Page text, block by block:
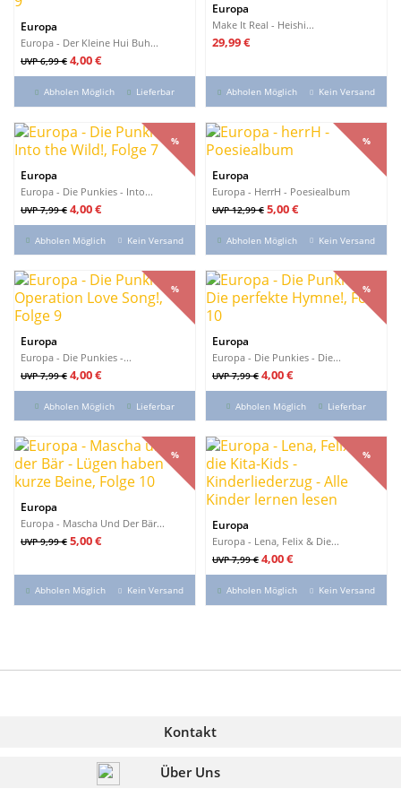
Europa
Europa - Der Kleine Hui Buh...
Verkaufspreis
UVP 6,99 € Preis
4,00 €
Abholen Möglich Lieferbar
Europa
Make It Real - Heishi...
Preis
29,99 €
Abholen Möglich Kein Versand
Europa
Europa - Die Punkies - Into...
Verkaufspreis
UVP 7,99 €
%
Preis
4,00 €
%
Abholen Möglich Kein Versand
Europa
Europa - HerrH - Poesiealbum
Verkaufspreis
UVP 12,99 €
%
Preis
5,00 €
%
Abholen Möglich Kein Versand
Europa
Europa - Die Punkies -...
Verkaufspreis
UVP 7,99 €
%
Preis
4,00 €
%
Abholen Möglich Lieferbar
Europa
Europa - Die Punkies - Die...
Verkaufspreis
UVP 7,99 €
%
Preis
4,00 €
%
Abholen Möglich Lieferbar
Europa
Europa - Mascha Und Der Bär...
Verkaufspreis
UVP 9,99 €
%
Preis
5,00 €
%
Abholen Möglich Kein Versand
Europa
Europa - Lena, Felix & Die...
Verkaufspreis
UVP 7,99 €
%
Preis
4,00 €
%
Abholen Möglich Kein Versand
Kontakt
Über Uns